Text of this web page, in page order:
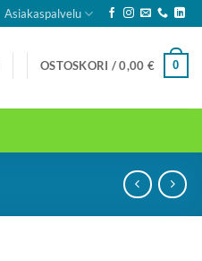
Asiakaspalvelu
OSTOSKORI /0,00 € 0